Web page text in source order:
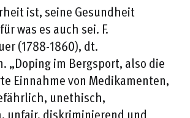
ist, seine Gesundheit
was es auch sei. F.
(1788-1860), dt.
„Doping im Bergsport, also die
Einnahme von Medikamenten,
unethisch,
unfair, diskriminierend und